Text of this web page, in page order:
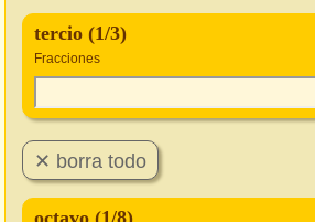
tercio (1/3)
Fracciones
octavo (1/8)